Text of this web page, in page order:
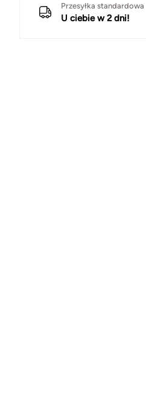
Przesyłka standardowa
U ciebie w 2 dni!